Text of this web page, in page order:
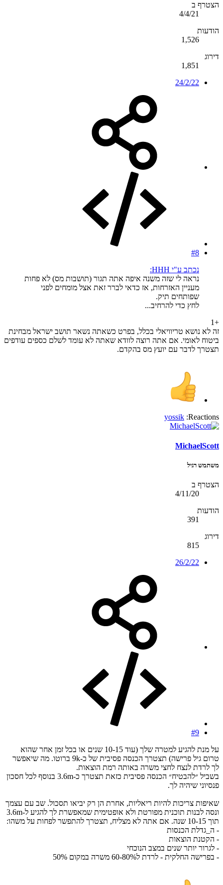
הצטרף ב
4/4/21
הודעות
1,526
דירוג
1,851
24/2/22
#8
נכתב ע"י HHH:
נראה לי שזה משנה איפה אתה תגור (תושבות מס) לא פחות
מעניין האזרחות, אז כדאי לברר זאת אצל מומחים לפני
שפותחים תיק.
לחץ כדי להרחיב...
+1
זה לא נושא טריוויאלי בכלל, בפרט כשאתה נשאר תושב ישראל מבחינת
ביטוח לאומי. אם אתה רוצה לוודא שאתה לא עומד לשלם כספים עודפים
תצטרך לדבר עם יועץ מס בהקדם.
Reactions:
yossik
MichaelScott
משתמש רגיל
הצטרף ב
4/11/20
הודעות
391
דירוג
815
26/2/22
#9
על מנת להגיע למטרה שלך (עוד 10-15 שנים או בכל זמן אחר שהוא
טרום גיל פרישה) תצטרך הכנסה פסיבית של כ-9k ברוטו. מה שיאפשר
לך לרדת לנצח לחצי משרה באותה רמת הוצאות.
בשביל ״להבטיח״ הכנסה פסיבית כזאת תצטרך כ-3.6m בנוסף לכל חסכון
פנסיוני שיהיה לך.
שאיפות צריכות להיות ריאליות, אחרת הן רק יביאו תסכול. שב עם עצמך
ונסה לבנות תוכנית מפורטת ולא אופטימית שמאפשרת לך להגיע ל-3.6m
תוך 10-15 שנה. אם אתה לא מצליח, תצטרך להתפשר לפחות על משהו:
- ה_גדלת הכנסות
- הקטנת הוצאות
- לגרור יותר שנים במצב הנוכחי
- בפרישה החלקית - לרדת ל60-80% משרה במקום 50%